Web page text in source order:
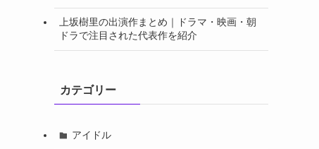
上坂樹里の出演作まとめ｜ドラマ・映画・朝
ドラで注目された代表作を紹介
カテゴリー
アイドル